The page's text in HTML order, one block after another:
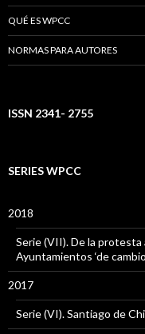
QUÉ ES WPCC
NORMAS PARA AUTORES
ISSN 2341- 2755
SERIES WPCC
2018
Serie (VII). De la
Ayuntamientos ‘de
2017
Serie (VI). Santiago de